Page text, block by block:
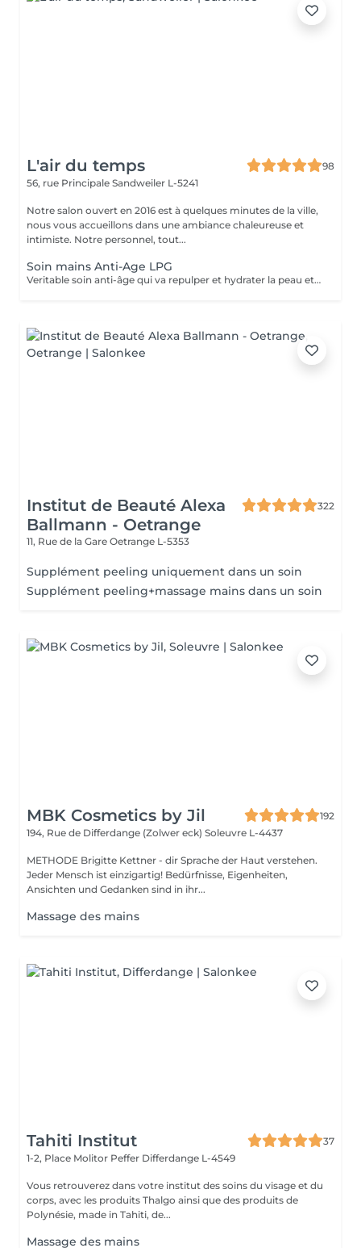
L'air du temps
98
56, rue Principale Sandweiler L-5241
Notre salon ouvert en 2016 est à quelques minutes de la ville,
nous vous accueillons dans une ambiance chaleureuse et
intimiste. Notre personnel, tout...
Soin mains Anti-Age LPG
Veritable soin anti-âge qui va repulper et hydrater la peau et atténuer les taches. Nettoyage, gommage, massage mécanique, gants avec principes actifs. Les mains sont toujours exposées à l'air et sont sujettes à un vieillissement plus rapides de la peau.NOUS AVONS LA DERNIERE MACHINE LPG DE 2025 LPG INFINITY, ENCORE PLUS DE RESULTAT
Institut de Beauté Alexa
Ballmann - Oetrange
322
11, Rue de la Gare Oetrange L-5353
Supplément peeling uniquement dans un soin
Supplément peeling+massage mains dans un soin
MBK Cosmetics by Jil
192
194, Rue de Differdange (Zolwer eck) Soleuvre L-4437
METHODE Brigitte Kettner - dir Sprache der Haut verstehen.
Jeder Mensch ist einzigartig! Bedürfnisse, Eigenheiten,
Ansichten und Gedanken sind in ihr...
Massage des mains
Tahiti Institut
37
1-2, Place Molitor Peffer Differdange L-4549
Vous retrouverez dans votre institut des soins du visage et du
corps, avec les produits Thalgo ainsi que des produits de
Polynésie, made in Tahiti, de...
Massage des mains